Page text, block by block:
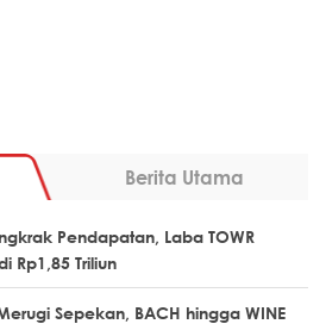
Berita Utama
Pendapatan, Laba TOWR
Rp1,85 Triliun
Sepekan, BACH hingga WINE